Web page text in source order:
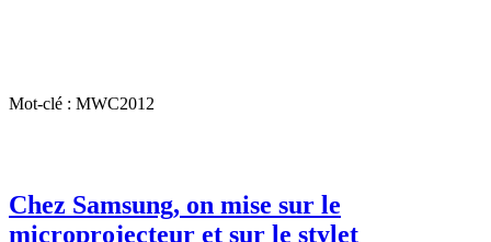
Mot-clé : MWC2012
Chez Samsung, on mise sur le
microprojecteur et sur le stylet